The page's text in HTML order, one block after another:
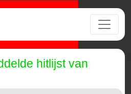
hitlijst van